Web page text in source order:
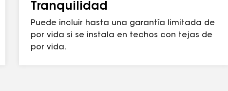
Tranquilidad
Puede incluir hasta una garantía limitada de
por vida si se instala en techos con tejas de
por vida.